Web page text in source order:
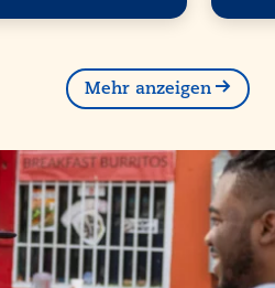
Mehr anzeigen